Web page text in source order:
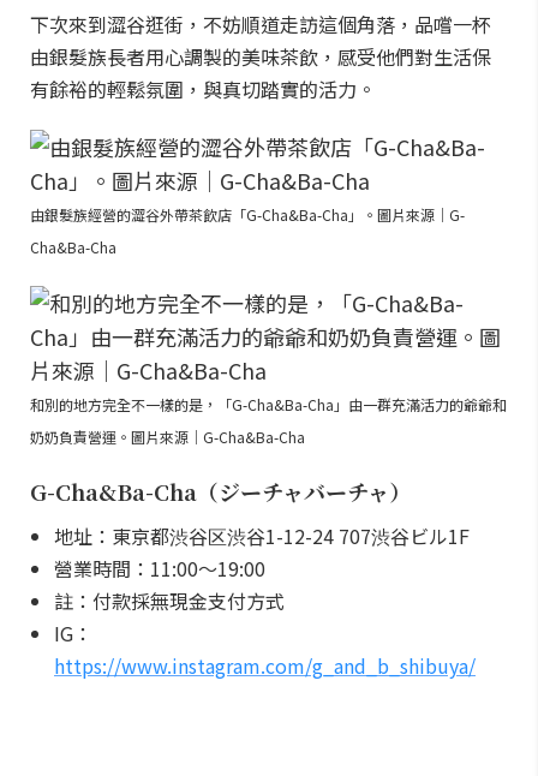
下次來到澀谷逛街，不妨順道走訪這個角落，品嚐一杯
由銀髮族長者用心調製的美味茶飲，感受他們對生活保
有餘裕的輕鬆氛圍，與真切踏實的活力。
由銀髮族經營的澀谷外帶茶飲店「G-Cha&Ba-Cha」。圖片來源｜G-
Cha&Ba-Cha
和別的地方完全不一樣的是，「G-Cha&Ba-Cha」由一群充滿活力的爺爺和
奶奶負責營運。圖片來源｜G-Cha&Ba-Cha
G-Cha&Ba-Cha（ジーチャバーチャ）
地址：東京都渋谷区渋谷1-12-24 707渋谷ビル1F
營業時間：11:00～19:00
註：付款採無現金支付方式
IG：
https://www.instagram.com/g_and_b_shibuya/